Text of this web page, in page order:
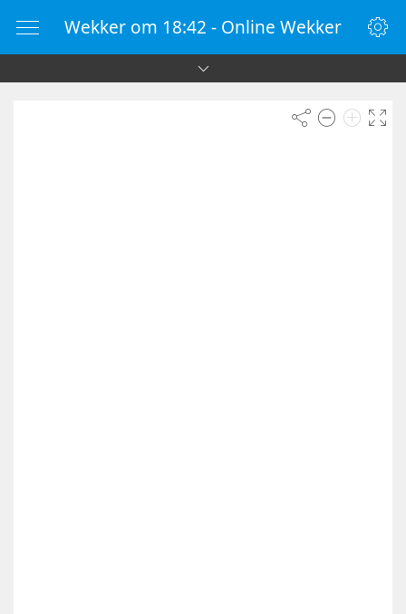
Wekker om 18:42 - Online Wekker